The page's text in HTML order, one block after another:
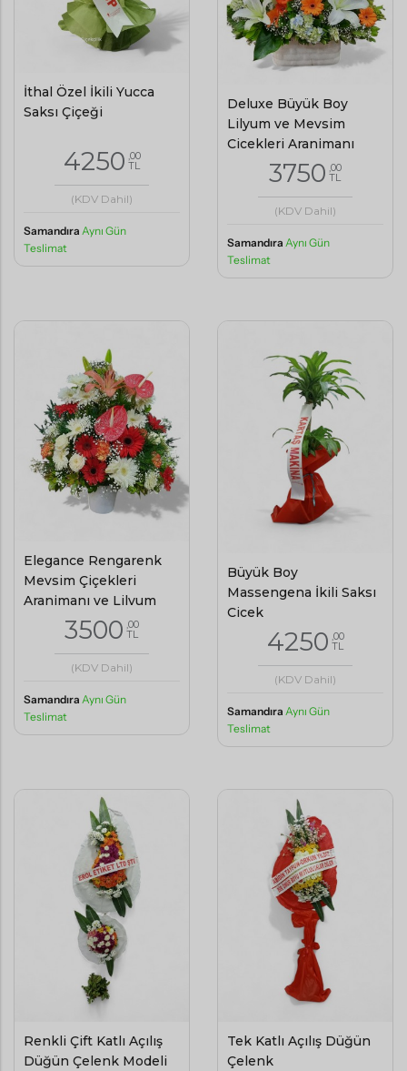
İthal Özel İkili Yucca
Saksı Çiçeği
4250 ,00
TL
(KDV Dahil)
Samandıra Aynı Gün
Teslimat
Deluxe Büyük Boy
Lilyum ve Mevsim
Çiçekleri Aranjmanı
3750 ,00
TL
(KDV Dahil)
Samandıra Aynı Gün
Teslimat
Elegance Rengarenk
Mevsim Çiçekleri
Aranjmanı ve Lilyum
3500 ,00
TL
(KDV Dahil)
Samandıra Aynı Gün
Teslimat
Büyük Boy
Massengena İkili Saksı
Çiçek
4250 ,00
TL
(KDV Dahil)
Samandıra Aynı Gün
Teslimat
Renkli Çift Katlı Açılış
Düğün Çelenk Modeli
Tek Katlı Açılış Düğün
Çelenk